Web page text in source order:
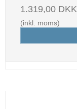
1.319,00 DKK
(inkl. moms)